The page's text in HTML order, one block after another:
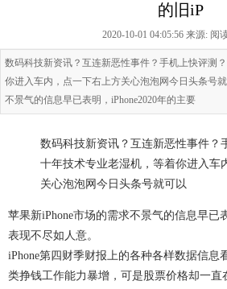
的旧iP
2020-10-01 04:05:56 来源: 阅
数码科技新资讯？互连新恶性事件？手机上快评测
你进入车内，点一下右上方关心泡泡网今日头条号
不景气的信息早已表明，iPhone2020年的主要
数码科技新资讯？互连新恶性事件？
十年技术专业老湿机，等着你进入车
关心泡泡网今日头条号就可以
苹果新iPhone市场的需求不景气的信息早已
表现不尽如人意。
iPhone第四财季财报上的各种各样数据信息
类挣钱工作能力暴增，可是股票价格却一直